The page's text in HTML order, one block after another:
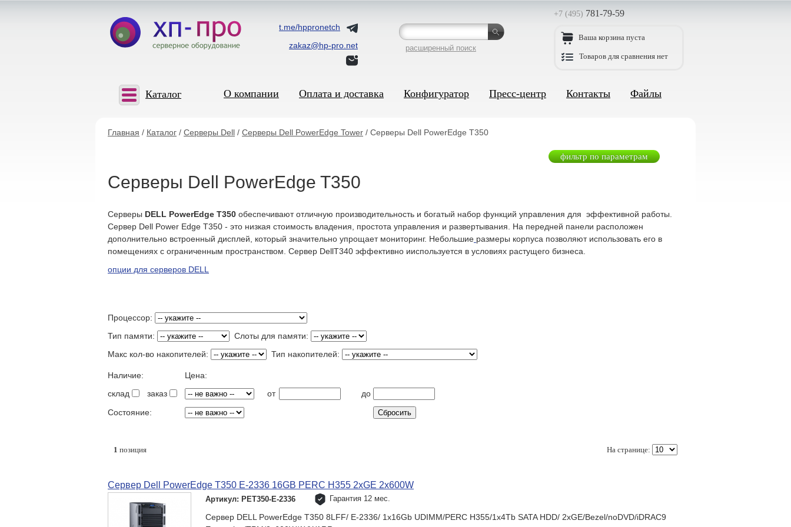
t.me/hppronetch
zakaz@hp-pro.net
расширенный поиск
+7 (495) 781-79-59
Ваша корзина пуста
Товаров для сравнения нет
Каталог О компании Оплата и доставка Конфигуратор Пресс-центр Контакты Файлы
Главная / Каталог / Серверы Dell / Серверы Dell PowerEdge Tower / Серверы Dell PowerEdge T350
фильтр по параметрам
Серверы Dell PowerEdge T350
Серверы DELL PowerEdge T350 обеспечивают отличную производительность и богатый набор функций управления для эффективной работы.
Сервер Dell Power Edge T350 - это низкая стоимость владения, простота управления и развертывания. На передней панели расположен
дополнительно встроенный дисплей, который значительно упрощает мониторинг. Небольшие размеры корпуса позволяют использовать его в
помещениях с ограниченным пространством. Сервер DellT340 эффективно ииспользуется в условиях растущего бизнеса.
опции для серверов DELL
Процессор:
Тип памяти:
Слоты для памяти:
Макс кол-во накопителей:
Тип накопителей:
Наличие:
Цена:
склад
заказ от
до
Состояние:
1 позиция На странице:
Сервер Dell PowerEdge T350 E-2336 16GB PERC H355 2xGE 2x600W
Артикул: PET350-E-2336 Гарантия 12 мес.
Сервер DELL PowerEdge T350 8LFF/ E-2336/ 1x16Gb UDIMM/PERC H355/1x4Tb SATA HDD/ 2xGE/Bezel/noDVD/iDRAC9